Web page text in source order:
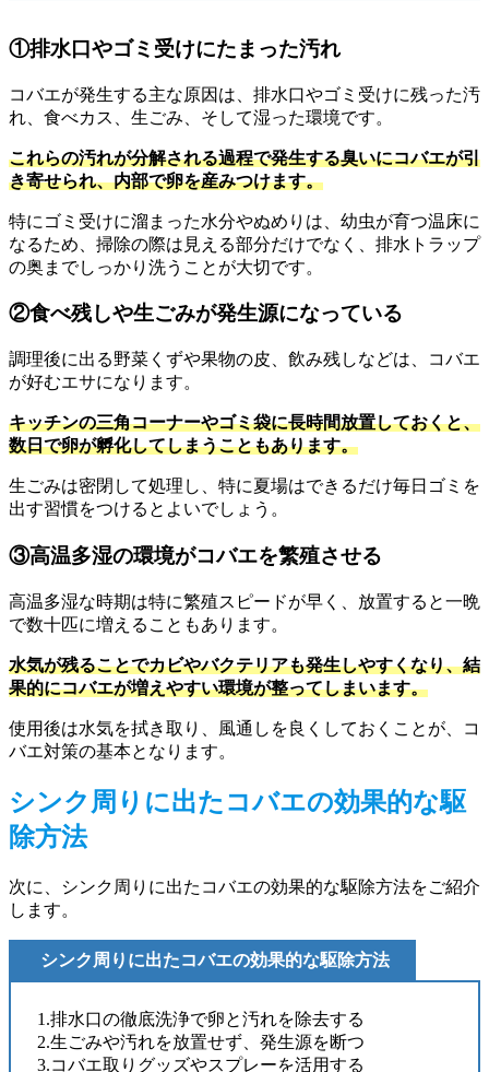
①排水口やゴミ受けにたまった汚れ
コバエが発生する主な原因は、排水口やゴミ受けに残った汚
れ、食べカス、生ごみ、そして湿った環境です。
これらの汚れが分解される過程で発生する臭いにコバエが引
き寄せられ、内部で卵を産みつけます。
特にゴミ受けに溜まった水分やぬめりは、幼虫が育つ温床に
なるため、掃除の際は見える部分だけでなく、排水トラップ
の奥までしっかり洗うことが大切です。
②食べ残しや生ごみが発生源になっている
調理後に出る野菜くずや果物の皮、飲み残しなどは、コバエ
が好むエサになります。
キッチンの三角コーナーやゴミ袋に長時間放置しておくと、
数日で卵が孵化してしまうこともあります。
生ごみは密閉して処理し、特に夏場はできるだけ毎日ゴミを
出す習慣をつけるとよいでしょう。
③高温多湿の環境がコバエを繁殖させる
高温多湿な時期は特に繁殖スピードが早く、放置すると一晩
で数十匹に増えることもあります。
水気が残ることでカビやバクテリアも発生しやすくなり、結
果的にコバエが増えやすい環境が整ってしまいます。
使用後は水気を拭き取り、風通しを良くしておくことが、コ
バエ対策の基本となります。
シンク周りに出たコバエの効果的な駆
除方法
次に、シンク周りに出たコバエの効果的な駆除方法をご紹介
します。
シンク周りに出たコバエの効果的な駆除方法
1.排水口の徹底洗浄で卵と汚れを除去する
2.生ごみや汚れを放置せず、発生源を断つ
3.コバエ取りグッズやスプレーを活用する